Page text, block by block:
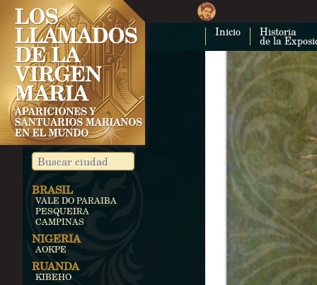
Inicio Historia
de la
BRASIL
VALE DO PARAIBA
PESQUEIRA
CAMPINAS
NIGERIA
AOKPE
RUANDA
KIBEHO